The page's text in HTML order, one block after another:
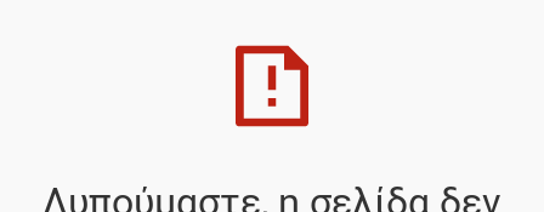
Λυπούμαστε, η σελίδα δεν